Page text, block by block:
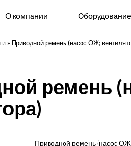
О компании Оборудование
исполнения
двигатели Mitsubishi
- ДГУ
» Приводной ремень (насос ОЖ;
ремень
Приводной ремень (насос